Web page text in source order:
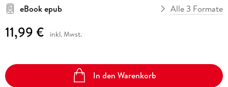
eBook epub
Alle 3 Formate
11,99 € inkl. Mwst.
In den Warenkorb